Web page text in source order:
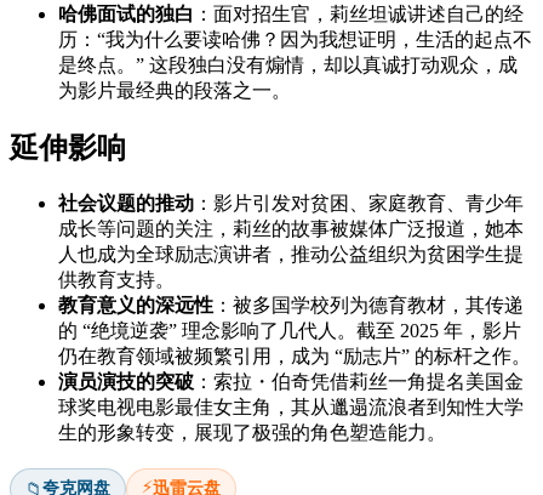
哈佛面试的独白 ：面对招生官，莉丝坦诚讲述自己的经
历：“我为什么要读哈佛？因为我想证明，生活的起点不
是终点。” 这段独白没有煽情，却以真诚打动观众，成
为影片最经典的段落之一。
延伸影响
社会议题的推动 ：影片引发对贫困、家庭教育、青少年
成长等问题的关注，莉丝的故事被媒体广泛报道，她本
人也成为全球励志演讲者，推动公益组织为贫困学生提
供教育支持。
教育意义的深远性 ：被多国学校列为德育教材，其传递
的 “绝境逆袭” 理念影响了几代人。截至 2025 年，影片
仍在教育领域被频繁引用，成为 “励志片” 的标杆之作。
演员演技的突破 ：索拉・伯奇凭借莉丝一角提名美国金
球奖电视电影最佳女主角，其从邋遢流浪者到知性大学
生的形象转变，展现了极强的角色塑造能力。
📁夸克网盘 ⚡迅雷云盘